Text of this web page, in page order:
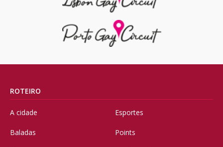
ROTEIRO
A cidade
Baladas
Esportes
Points